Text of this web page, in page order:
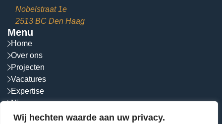
Wij hechten waarde aan uw privacy.
Nobelstraat 1e
2513 BC Den Haag
Menu
Home
Over ons
Projecten
Vacatures
Expertise
Nieuws
Contact